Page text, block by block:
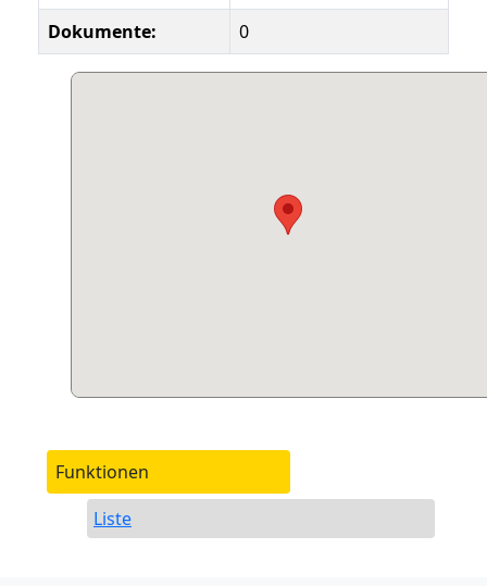
Dokumente:
0
Funktionen
Liste